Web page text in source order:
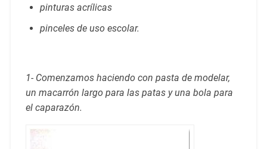
pinturas acrílicas
pinceles de uso escolar.
1- Comenzamos haciendo con pasta de modelar,
un macarrón largo para las patas y una bola para
el caparazón.